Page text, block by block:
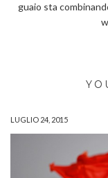
guaio sta
LUGLIO 24, 2015